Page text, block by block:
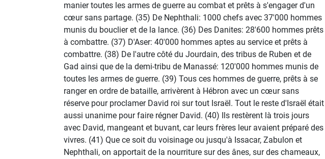
manier toutes les armes de guerre au combat et prêts à s'engager d'un
cœur sans partage. (35) De Nephthali: 1000 chefs avec 37'000 hommes
munis du bouclier et de la lance. (36) Des Danites: 28'600 hommes prêts
à combattre. (37) D'Aser: 40'000 hommes aptes au service et prêts à
combattre. (38) De l'autre côté du Jourdain, des tribus de Ruben et de
Gad ainsi que de la demi-tribu de Manassé: 120'000 hommes munis de
toutes les armes de guerre. (39) Tous ces hommes de guerre, prêts à se
ranger en ordre de bataille, arrivèrent à Hébron avec un cœur sans
réserve pour proclamer David roi sur tout Israël. Tout le reste d'Israël était
aussi unanime pour faire régner David. (40) Ils restèrent là trois jours
avec David, mangeant et buvant, car leurs frères leur avaient préparé des
vivres. (41) Que ce soit du voisinage ou jusqu'à Issacar, Zabulon et
Nephthali, on apportait de la nourriture sur des ânes, sur des chameaux,